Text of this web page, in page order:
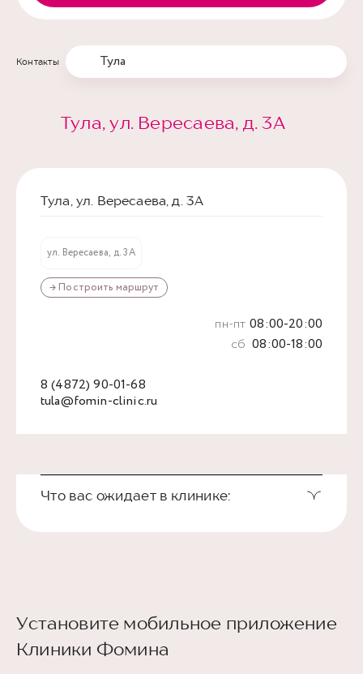
Контакты Тула
Тула, ул. Вересаева, д. 3А
Тула, ул. Вересаева, д. 3А
ул. Вересаева, д. 3А
→ Построить маршрут
tula@fomin-clinic.ru
8 (4872) 90-01-68
пн-пт 08:00-20:00
сб 08:00-18:00
Что вас ожидает в клинике:
Ведущие врачи региона
Установите мобильное приложение
Клиники Фомина